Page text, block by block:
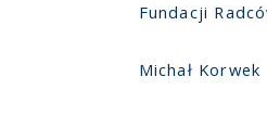
Fundacji
Michał Korwek